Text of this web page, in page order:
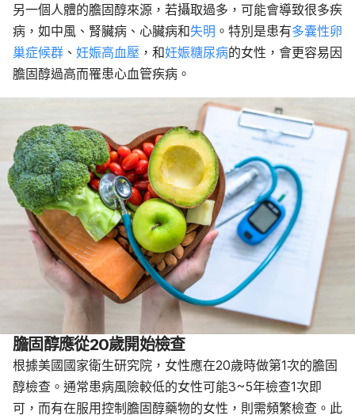
另一個人體的膽固醇來源，若攝取過多，可能會導致很多疾
病，如中風、腎臟病、心臟病和失明 。特別是患有多囊性卵
巢症候群 、 妊娠高血壓 ，和妊娠糖尿病的女性，會更容易因
膽固醇過高而罹患心血管疾病。
膽固醇應從20歲開始檢查
根據美國國家衛生研究院，女性應在20歲時做第1次的膽固
醇檢查。通常患病風險較低的女性可能3~5年檢查1次即
可，而有在服用控制膽固醇藥物的女性，則需頻繁檢查。此